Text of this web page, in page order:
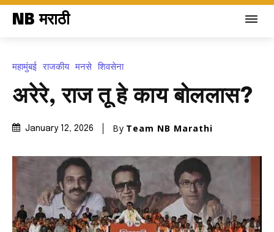
NB मराठी
महामुंबई राजकीय मनसे शिवसेना
अरेरे, राज तू हे काय बोललास?
January 12, 2026 By Team NB Marathi